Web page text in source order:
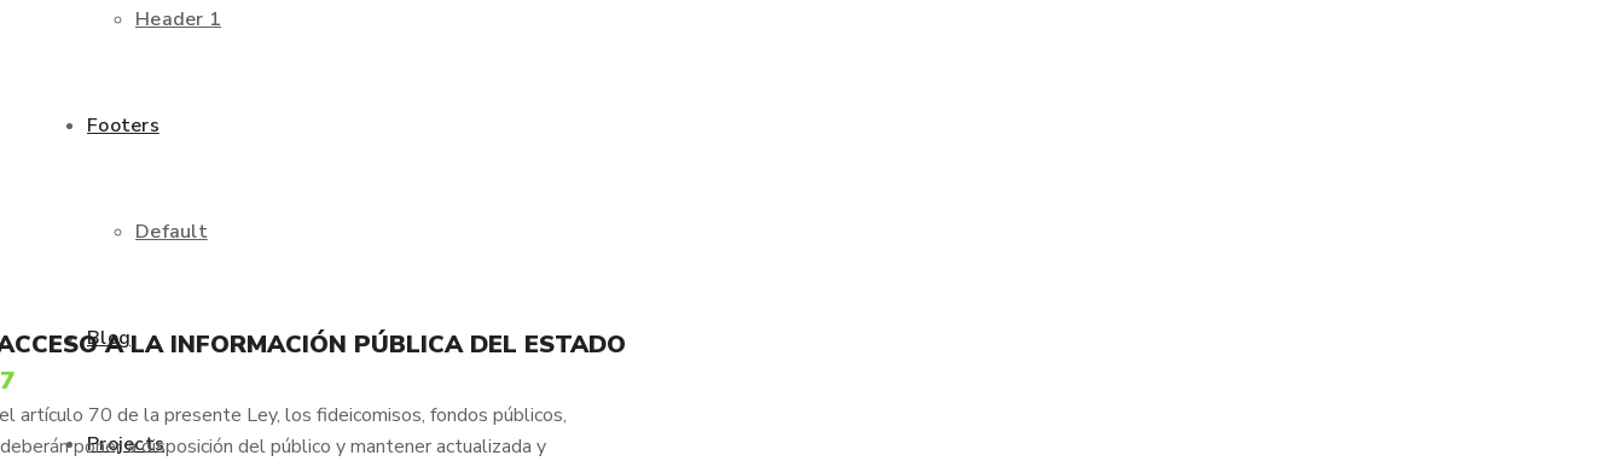
Header 1
Footers
Default
Blog
Projects
A LA INFORMACIÓN PÚBLICA DEL ESTADO
artículo 70 de la presente Ley, los fideicomisos, fondos públicos,
poner a disposición del público y mantener actualizada y